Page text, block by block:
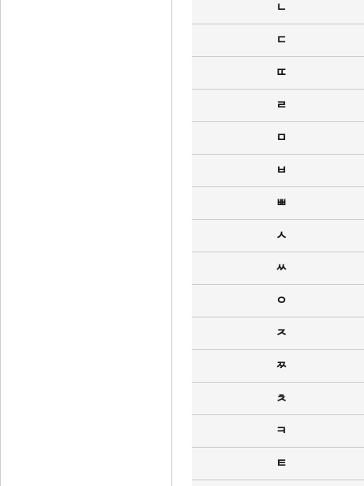
ㄴ
ㄷ
ㄸ
ㄹ
ㅁ
ㅂ
ㅃ
ㅅ
ㅆ
ㅇ
ㅈ
ㅉ
ㅊ
ㅋ
ㅌ